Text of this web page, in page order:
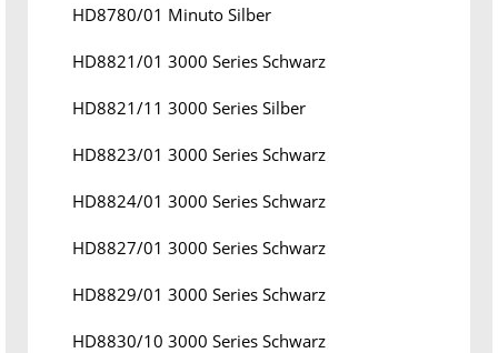
HD8780/01 Minuto Silber
HD8821/01 3000 Series Schwarz
HD8821/11 3000 Series Silber
HD8823/01 3000 Series Schwarz
HD8824/01 3000 Series Schwarz
HD8827/01 3000 Series Schwarz
HD8829/01 3000 Series Schwarz
HD8830/10 3000 Series Schwarz